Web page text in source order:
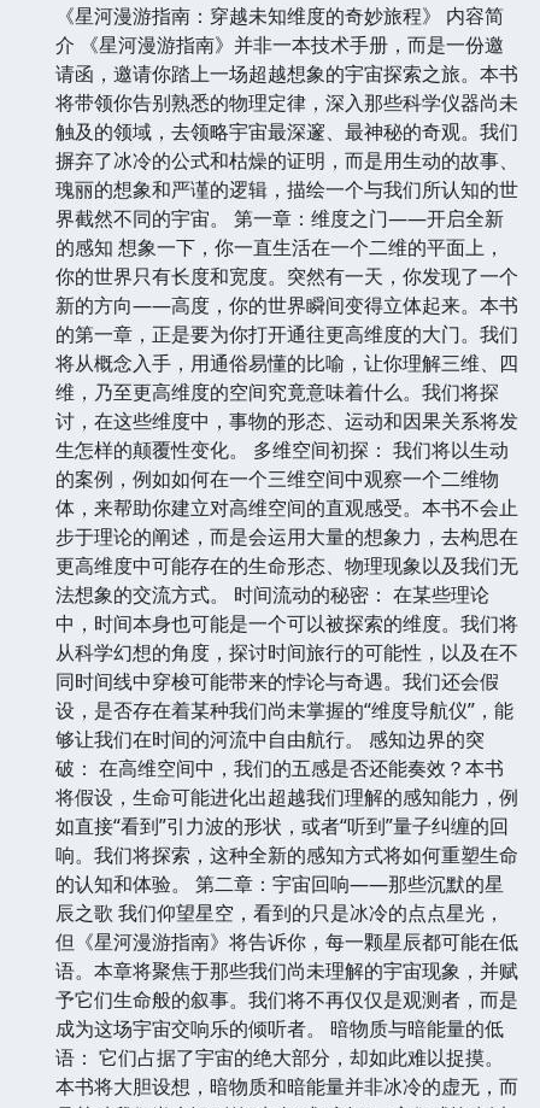
《星河漫游指南：穿越未知维度的奇妙旅程》 内容简
介 《星河漫游指南》并非一本技术手册，而是一份邀
请函，邀请你踏上一场超越想象的宇宙探索之旅。本书
将带领你告别熟悉的物理定律，深入那些科学仪器尚未
触及的领域，去领略宇宙最深邃、最神秘的奇观。我们
摒弃了冰冷的公式和枯燥的证明，而是用生动的故事、
瑰丽的想象和严谨的逻辑，描绘一个与我们所认知的世
界截然不同的宇宙。 第一章：维度之门——开启全新
的感知 想象一下，你一直生活在一个二维的平面上，
你的世界只有长度和宽度。突然有一天，你发现了一个
新的方向——高度，你的世界瞬间变得立体起来。本书
的第一章，正是要为你打开通往更高维度的大门。我们
将从概念入手，用通俗易懂的比喻，让你理解三维、四
维，乃至更高维度的空间究竟意味着什么。我们将探
讨，在这些维度中，事物的形态、运动和因果关系将发
生怎样的颠覆性变化。 多维空间初探： 我们将以生动
的案例，例如如何在一个三维空间中观察一个二维物
体，来帮助你建立对高维空间的直观感受。本书不会止
步于理论的阐述，而是会运用大量的想象力，去构思在
更高维度中可能存在的生命形态、物理现象以及我们无
法想象的交流方式。 时间流动的秘密： 在某些理论
中，时间本身也可能是一个可以被探索的维度。我们将
从科学幻想的角度，探讨时间旅行的可能性，以及在不
同时间线中穿梭可能带来的悖论与奇遇。我们还会假
设，是否存在着某种我们尚未掌握的“维度导航仪”，能
够让我们在时间的河流中自由航行。 感知边界的突
破： 在高维空间中，我们的五感是否还能奏效？本书
将假设，生命可能进化出超越我们理解的感知能力，例
如直接“看到”引力波的形状，或者“听到”量子纠缠的回
响。我们将探索，这种全新的感知方式将如何重塑生命
的认知和体验。 第二章：宇宙回响——那些沉默的星
辰之歌 我们仰望星空，看到的只是冰冷的点点星光，
但《星河漫游指南》将告诉你，每一颗星辰都可能在低
语。本章将聚焦于那些我们尚未理解的宇宙现象，并赋
予它们生命般的叙事。我们将不再仅仅是观测者，而是
成为这场宇宙交响乐的倾听者。 暗物质与暗能量的低
语： 它们占据了宇宙的绝大部分，却如此难以捉摸。
本书将大胆设想，暗物质和暗能量并非冰冷的虚无，而